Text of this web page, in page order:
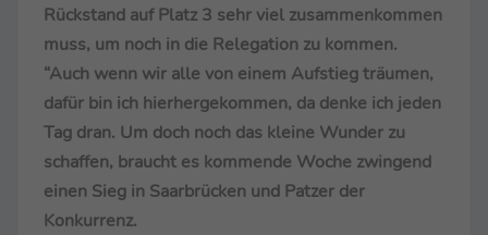
Rückstand auf Platz 3 sehr viel zusammenkommen
muss, um noch in die Relegation zu kommen.
“Auch wenn wir alle von einem Aufstieg träumen,
dafür bin ich hierhergekommen, da denke ich jeden
Tag dran. Um doch noch das kleine Wunder zu
schaffen, braucht es kommende Woche zwingend
einen Sieg in Saarbrücken und Patzer der
Konkurrenz.